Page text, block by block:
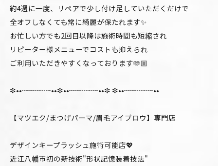
約4週に一度、リペアで少し付け足していただくだけで
全オフしなくても常に綺麗が保たれます✨
お忙しい方でも2回目以降は施術時間も短縮され
リピーター様メニューでコストも抑えられ
ご利用いただきやすくなっております🫶🏼
✼••┈┈┈┈••✼••┈┈┈┈••✼ ✼••┈┈┈┈••
【マツエク/まつげパーマ/眉毛アイブロウ】専門店
デザインキープラッシュ施術可能店💖
近江八幡市初の新技術"形状記憶装着技法"